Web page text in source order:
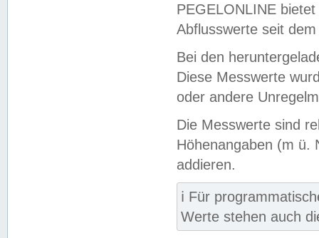
PEGELONLINE
Abflusswerte seit
Bei den
Diese Messwerte
oder andere
Die Messwerte sind
Höhenangaben (m ü.
addieren.
ℹ️ Für
Werte stehen auch